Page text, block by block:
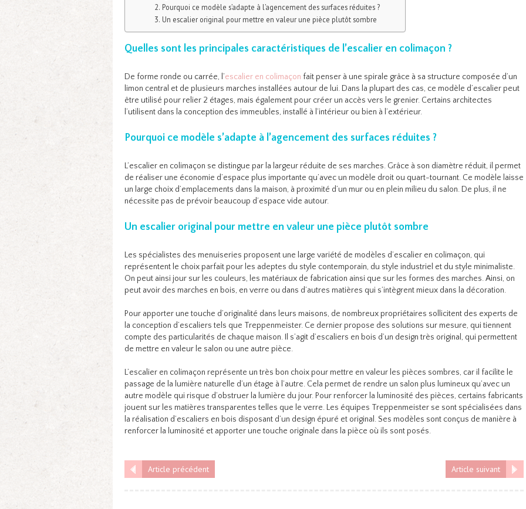
Pourquoi ce modèle s’adapte à l’agencement des surfaces réduites ?
Un escalier original pour mettre en valeur une pièce plutôt sombre
Quelles sont les principales caractéristiques de l’escalier en colimaçon ?
De forme ronde ou carrée, l’escalier en colimaçon fait penser à une spirale grâce à sa structure composée d’un
limon central et de plusieurs marches installées autour de lui. Dans la plupart des cas, ce modèle d’escalier peut
être utilisé pour relier 2 étages, mais également pour créer un accès vers le grenier. Certains architectes
l’utilisent dans la conception des immeubles, installé à l’intérieur ou bien à l’extérieur.
Pourquoi ce modèle s’adapte à l’agencement des surfaces réduites ?
L’escalier en colimaçon se distingue par la largeur réduite de ses marches. Grâce à son diamètre réduit, il permet
de réaliser une économie d’espace plus importante qu’avec un modèle droit ou quart-tournant. Ce modèle laisse
un large choix d’emplacements dans la maison, à proximité d’un mur ou en plein milieu du salon. De plus, il ne
nécessite pas de prévoir beaucoup d’espace vide autour.
Un escalier original pour mettre en valeur une pièce plutôt sombre
Les spécialistes des menuiseries proposent une large variété de modèles d’escalier en colimaçon, qui
représentent le choix parfait pour les adeptes du style contemporain, du style industriel et du style minimaliste.
On peut ainsi jour sur les couleurs, les matériaux de fabrication ainsi que sur les formes des marches. Ainsi, on
peut avoir des marches en bois, en verre ou dans d’autres matières qui s’intègrent mieux dans la décoration.
Pour apporter une touche d’originalité dans leurs maisons, de nombreux propriétaires sollicitent des experts de
la conception d’escaliers tels que Treppenmeister. Ce dernier propose des solutions sur mesure, qui tiennent
compte des particularités de chaque maison. Il s’agit d’escaliers en bois d’un design très original, qui permettent
de mettre en valeur le salon ou une autre pièce.
L’escalier en colimaçon représente un très bon choix pour mettre en valeur les pièces sombres, car il facilite le
passage de la lumière naturelle d’un étage à l’autre. Cela permet de rendre un salon plus lumineux qu’avec un
autre modèle qui risque d’obstruer la lumière du jour. Pour renforcer la luminosité des pièces, certains fabricants
jouent sur les matières transparentes telles que le verre. Les équipes Treppenmeister se sont spécialisées dans
la réalisation d’escaliers en bois disposant d’un design épuré et original. Ses modèles sont conçus de manière à
renforcer la luminosité et apporter une touche originale dans la pièce où ils sont posés.
Article précédent Article suivant